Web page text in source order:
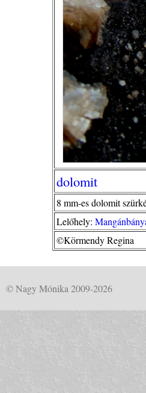
dolomit
8 mm-es dolomit
Lelőhely:
©Körmendy Regina
© Nagy Mónika 2009-2026